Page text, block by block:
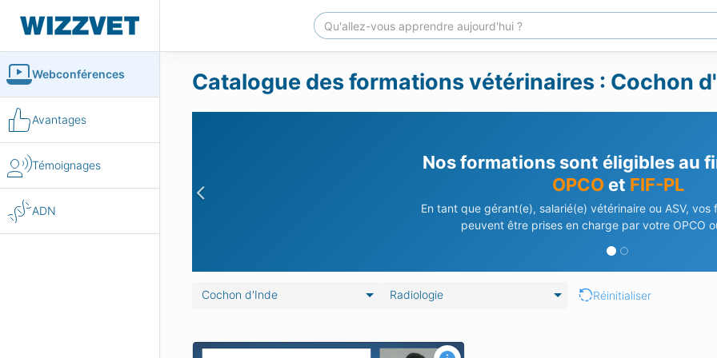
Webconférences
Avantages
Témoignages
ADN
Catalogue des formations vétérinaires : Cochon
Nos formations sont éligibles au
OPCO et FIF-PL
En tant que gérant(e), salarié(e) vétérinaire ou ASV,
peuvent être prises en charge par votre OPCO
Previous
Cochon d'Inde Radiologie Réinitialiser